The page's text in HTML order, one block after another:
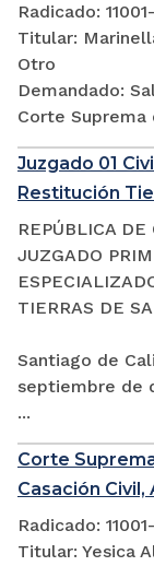
Radicado:
Titular:
Otro
Demandado:
Corte Suprema
Juzgado 01
Restitución
REPÚBLICA
JUZGADO
TIERRAS DE
Santiago de
septiembre de
...
Corte
Casación Civil,
Radicado:
Titular: Yesica